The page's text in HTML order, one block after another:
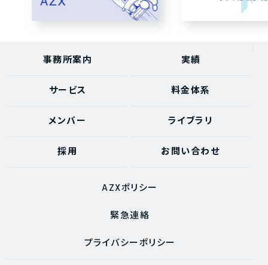
事務所案内 実績
サービス 料金体系
メンバー ライブラリ
採用 お問い合わせ
AZXポリシー
緊急連絡
プライバシーポリシー